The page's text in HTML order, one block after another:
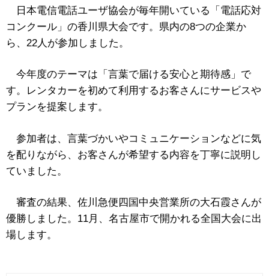
日本電信電話ユーザ協会が毎年開いている「電話応対
コンクール」の香川県大会です。県内の8つの企業か
ら、22人が参加しました。
今年度のテーマは「言葉で届ける安心と期待感」で
す。レンタカーを初めて利用するお客さんにサービスや
プランを提案します。
参加者は、言葉づかいやコミュニケーションなどに気
を配りながら、お客さんが希望する内容を丁寧に説明し
ていました。
審査の結果、佐川急便四国中央営業所の大石霞さんが
優勝しました。11月、名古屋市で開かれる全国大会に出
場します。